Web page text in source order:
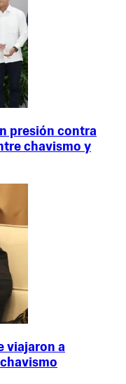
presión contra
chavismo y
viajaron a